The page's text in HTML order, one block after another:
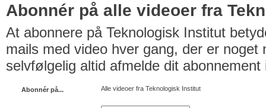
Abonnér på alle videoer fra
At abonnere på Teknologisk Institut
mails med video hver gang, der er noget
selvfølgelig altid afmelde dit abonnement
Abonnér på... Alle videoer fra Teknologisk Institut